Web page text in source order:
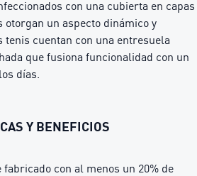
con una cubierta en capas
otorgan un aspecto dinámico y
tenis cuentan con una entresuela
que fusiona funcionalidad con un
días.
Y BENEFICIOS
fabricado con al menos un 20% de